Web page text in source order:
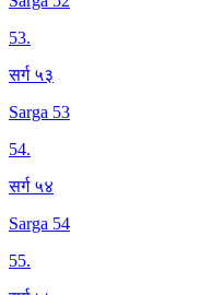
53.
सर्ग ५३
Sarga 53
54.
सर्ग ५४
Sarga 54
55.